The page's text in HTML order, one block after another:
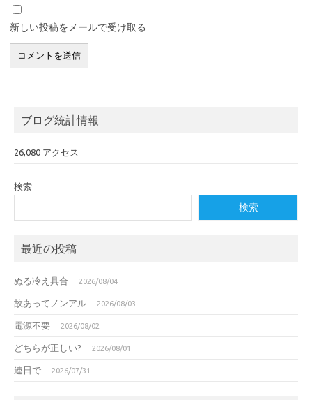
新しい投稿をメールで受け取る
ブログ統計情報
26,080 アクセス
検索
検索
最近の投稿
ぬる冷え具合 2026/08/04
故あってノンアル 2026/08/03
電源不要 2026/08/02
どちらが正しい? 2026/08/01
連日で 2026/07/31